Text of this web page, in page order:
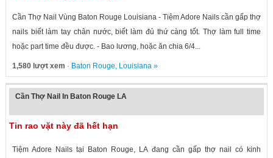
Cần Thợ Nail Vùng Baton Rouge Louisiana - Tiệm Adore Nails cần gấp thợ
nails biết làm tay chân nước, biết làm đủ thứ càng tốt. Thợ làm full time
hoặc part time đều được. - Bao lương, hoặc ăn chia 6/4...
1,580 lượt xem · Baton Rouge, Louisiana»
Cần Thợ Nail In Baton Rouge LA
Tin rao vặt này đã hết hạn
Tiệm Adore Nails tại Baton Rouge, LA đang cần gấp thợ nail có kinh